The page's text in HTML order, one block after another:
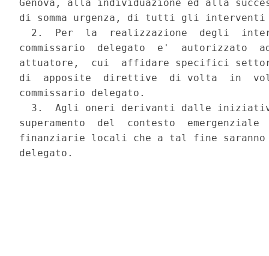
Genova, alla individuazione ed alla
di somma urgenza, di tutti gli interventi
2.  Per  la  realizzazione  degli
commissario  delegato  e'  autorizzato
attuatore,  cui  affidare specifici
di  apposite  direttive  di volta  in
commissario delegato.
3.  Agli oneri derivanti dalle
superamento  del  contesto
finanziarie locali che a tal fine saranno